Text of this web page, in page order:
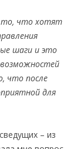
что хотят
вления
шаги и это
возможностей
, что после
ной для
– из